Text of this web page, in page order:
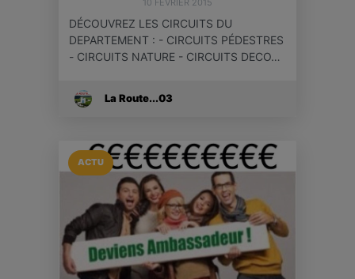
DÉCOUVREZ LES CIRCUITS DU
DEPARTEMENT : - CIRCUITS PÉDESTRES
- CIRCUITS NATURE - CIRCUITS DECO…
La Route...03
ACTU